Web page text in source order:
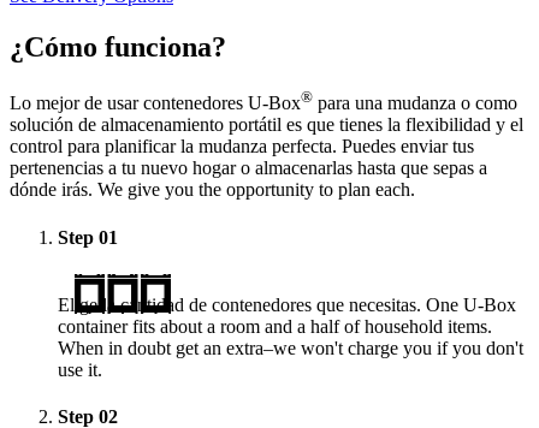
¿Cómo funciona?
Lo mejor de usar contenedores U-Box® para una mudanza o como
solución de almacenamiento portátil es que tienes la flexibilidad y el
control para planificar la mudanza perfecta. Puedes enviar tus
pertenencias a tu nuevo hogar o almacenarlas hasta que sepas a
dónde irás. We give you the opportunity to plan each.
Step 01
Elige la cantidad de contenedores que necesitas. One U-Box
container fits about a room and a half of household items.
When in doubt get an extra–we won't charge you if you don't
use it.
Step 02